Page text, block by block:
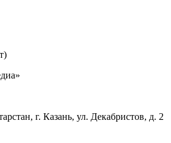
г. Казань, ул. Декабристов, д. 2